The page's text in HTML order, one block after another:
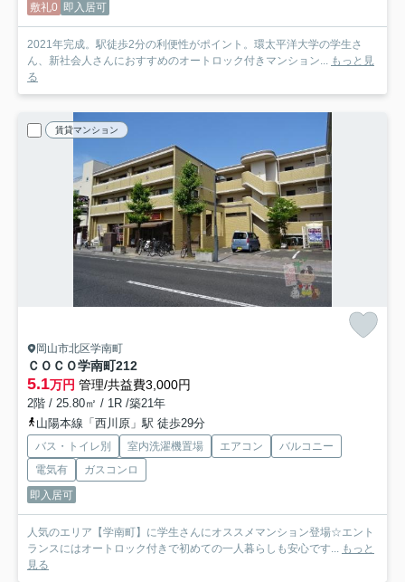
敷礼0 即入居可
2021年完成。駅徒歩2分の利便性がポイント。環太平洋大学の学生さ
ん、新社会人さんにおすすめのオートロック付きマンション... もっと見
る
賃貸マンション
岡山市北区学南町
ＣＯＣＯ学南町212
5.1万円 管理/共益費3,000円
2階 / 25.80㎡ / 1R /築21年
山陽本線「西川原」駅 徒歩29分
バス・トイレ別 室内洗濯機置場 エアコン
バルコニー
電気有
ガスコンロ
即入居可
人気のエリア【学南町】に学生さんにオススメマンション登場☆エント
ランスにはオートロック付きで初めての一人暮らしも安心です... もっと
見る